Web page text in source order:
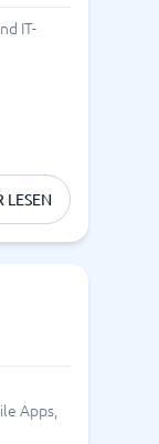
IT-
LESEN
Apps,